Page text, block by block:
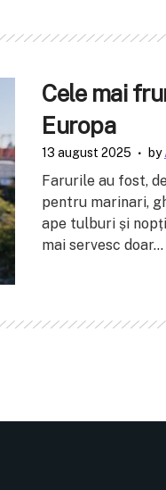
Cele mai
Europa
13 august 2025 by
Farurile au fost,
pentru marinari,
ape tulburi și
mai servesc doar...